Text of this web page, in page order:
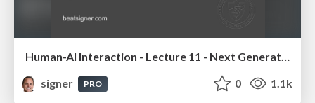
Human-AI Interaction - Lecture 11 - Next Generation User Interfaces (4018166FNR)
signer
PRO 0 1.1k